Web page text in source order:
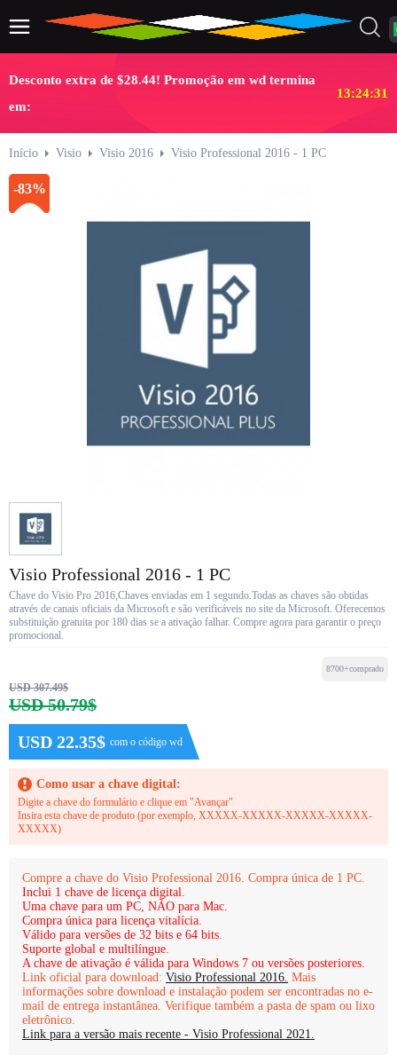
Desconto extra de $28.44! Promoção em wd termina
em:
13:24:31
Início Visio Visio 2016 Visio Professional 2016 - 1 PC
-83%
Visio Professional 2016 - 1 PC
Chave do Visio Pro 2016,Chaves enviadas em 1 segundo.Todas as chaves são obtidas
através de canais oficiais da Microsoft e são verificáveis no site da Microsoft. Oferecemos
substituição gratuita por 180 dias se a ativação falhar. Compre agora para garantir o preço
promocional.
USD 307.49$
USD 50.79$
USD 22.35$ com o código wd
8700+comprado
Como usar a chave digital:
Digite a chave do formulário e clique em "Avançar"
Insira esta chave de produto (por exemplo, XXXXX-XXXXX-XXXXX-XXXXX-
XXXXX)
Compre a chave do Visio Professional 2016. Compra única de 1 PC.
Inclui 1 chave de licença digital.
Uma chave para um PC, NÃO para Mac.
Compra única para licença vitalícia.
Válido para versões de 32 bits e 64 bits.
Suporte global e multilíngue.
A chave de ativação é válida para Windows 7 ou versões posteriores.
Link oficial para download: Visio Professional 2016. Mais
informações sobre download e instalação podem ser encontradas no e-
mail de entrega instantânea. Verifique também a pasta de spam ou lixo
eletrônico.
Link para a versão mais recente - Visio Professional 2021.